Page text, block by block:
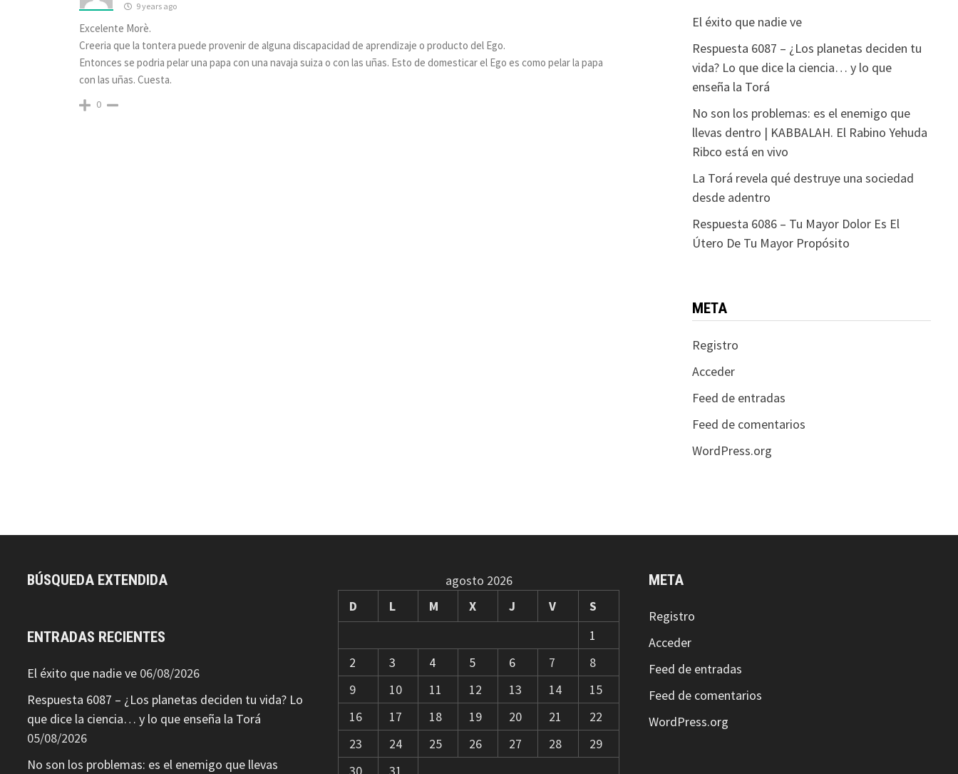
9 years ago
Excelente Morè.
Creeria que la tontera puede provenir de alguna discapacidad de aprendizaje o producto del Ego.
Entonces se podria pelar una papa con una navaja suiza o con las uñas. Esto de domesticar el Ego es como pelar la papa
con las uñas. Cuesta.
0
El éxito que nadie ve
Respuesta 6087 – ¿Los planetas deciden tu
vida? Lo que dice la ciencia… y lo que
enseña la Torá
No son los problemas: es el enemigo que
llevas dentro | KABBALAH. El Rabino Yehuda
Ribco está en vivo
La Torá revela qué destruye una sociedad
desde adentro
Respuesta 6086 – Tu Mayor Dolor Es El
Útero De Tu Mayor Propósito
META
Registro
Acceder
Feed de entradas
Feed de comentarios
WordPress.org
BÚSQUEDA EXTENDIDA
ENTRADAS RECIENTES
El éxito que nadie ve 06/08/2026
Respuesta 6087 – ¿Los planetas deciden tu vida? Lo
que dice la ciencia… y lo que enseña la Torá
05/08/2026
No son los problemas: es el enemigo que llevas
agosto 2026
D
L M X J V
S
1
2
3 4 5 6 7
8
9
10 11 12 13 14
15
16
17 18 19 20 21
22
23
24 25 26 27 28
29
META
Registro
Acceder
Feed de entradas
Feed de comentarios
WordPress.org